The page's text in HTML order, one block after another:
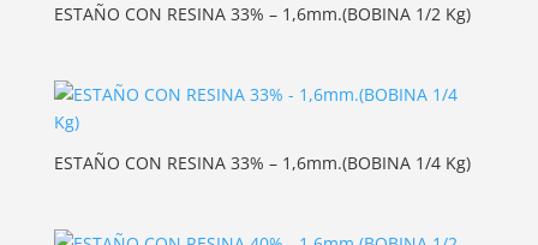
ESTAÑO CON RESINA 33% – 1,6mm.(BOBINA 1/2 Kg)
ESTAÑO CON RESINA 33% – 1,6mm.(BOBINA 1/4 Kg)